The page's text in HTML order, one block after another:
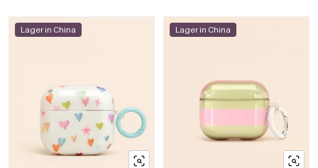
Lager in China Lager in China